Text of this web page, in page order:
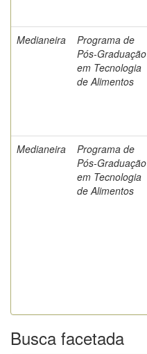
Medianeira
Programa de
Pós-Graduação
em Tecnologia
de Alimentos
Medianeira
Programa de
Pós-Graduação
em Tecnologia
de Alimentos
Busca facetada